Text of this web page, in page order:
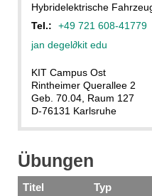
Hybridelektrische
Tel.:
+49 721 608-41779
jan degel∂kit edu
KIT Campus Ost
Rintheimer Querallee 2
Geb. 70.04, Raum 127
D-76131 Karlsruhe
Übungen
Titel Typ